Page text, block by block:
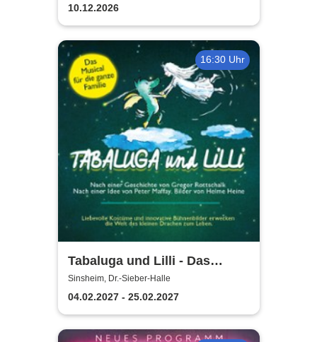
volkstümliche
Weihnachtsrevue
10.12.2026
16:30 Uhr
Tabaluga und Lilli - Das
drachenstarke Musical für die
ganze Familie
Sinsheim, Dr.-Sieber-Halle
04.02.2027 - 25.02.2027